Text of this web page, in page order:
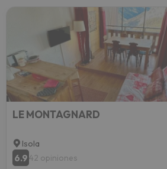
LE MONTAGNARD
Isola
6.942 opiniones